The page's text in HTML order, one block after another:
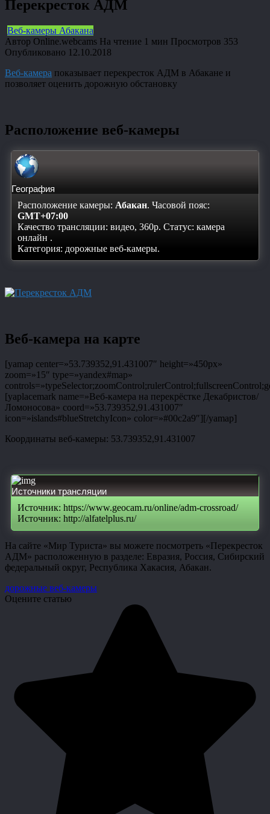
Перекресток АДМ
Веб-камеры Абакана
Автор Online.webcams На чтение 1 мин Просмотров 353
Опубликовано 12.10.2018
Веб-камера показывает перекресток АДМ в Абакане и
позволяет оценить дорожную обстановку
Расположение веб-камеры
География
Расположение камеры: Абакан. Часовой пояс:
GMT+07:00
Качество трансляции: видео, 360p. Статус: камера
онлайн .
Категория: дорожные веб-камеры.
Веб-камера на карте
[yamap center=»53.739352,91.431007″ height=»450px»
zoom=»15″ type=»yandex#map»
[yaplacemark name=»Веб-камера на перекрёстке Декабристов/
Ломоносова» coord=»53.739352,91.431007″
icon=»islands#blueStretchyIcon» color=»#00c2a9″][/yamap]
Координаты веб-камеры: 53.739352,91.431007
Источники трансляции
Источник: https://www.geocam.ru/online/adm-crossroad/
Источник: http://alfatelplus.ru/
На сайте «Мир Туриста» вы можете посмотреть «Перекресток
АДМ» расположенную в разделе: Евразия, Россия, Сибирский
федеральный округ, Республика Хакасия, Абакан.
дорожные веб-камеры
Оцените статью